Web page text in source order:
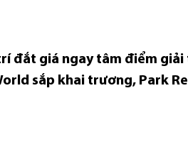
đắt giá ngay tâm điểm giải
sắp khai trương, Park